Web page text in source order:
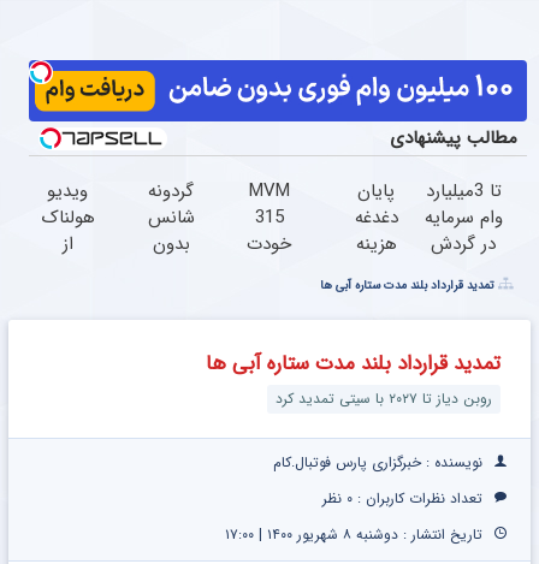
مطالب پیشنهادی
تا 3میلیارد
وام سرمایه
در گردش
=>
فروشگاهت
رو ثبت
کن
پایان
دغدغه
هزینه
دندان
پزشکی
با پک
سفید
کننده
MVM
315
خودت
بفروش؟
خودرو45
سریع
گردونه
شانس
بدون
آیفون17
ویدیو
هولناک
از
خوابی
تمدید قرارداد بلند مدت ستاره آبی ها
تمدید قرارداد بلند مدت ستاره آبی ها
روبن دیاز تا ۲۰۲۷ با سیتی تمدید کرد
نویسنده : خبرگزاری پارس فوتبال.کام
تعداد نظرات کاربران : ۰ نظر
تاریخ انتشار : دوشنبه ۸ شهریور ۱۴۰۰ | ۱۷:۰۰